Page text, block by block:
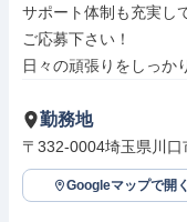
サポート体制も充実し
ご応募下さい！
日々の頑張りをしっ
勤務地
〒332-0004埼玉県川
Googleマップで開く